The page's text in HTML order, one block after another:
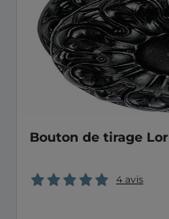
Bouton de tirage
4 avis